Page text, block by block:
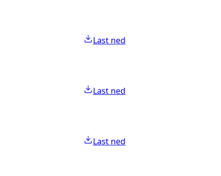
Last ned
Last ned
Last ned